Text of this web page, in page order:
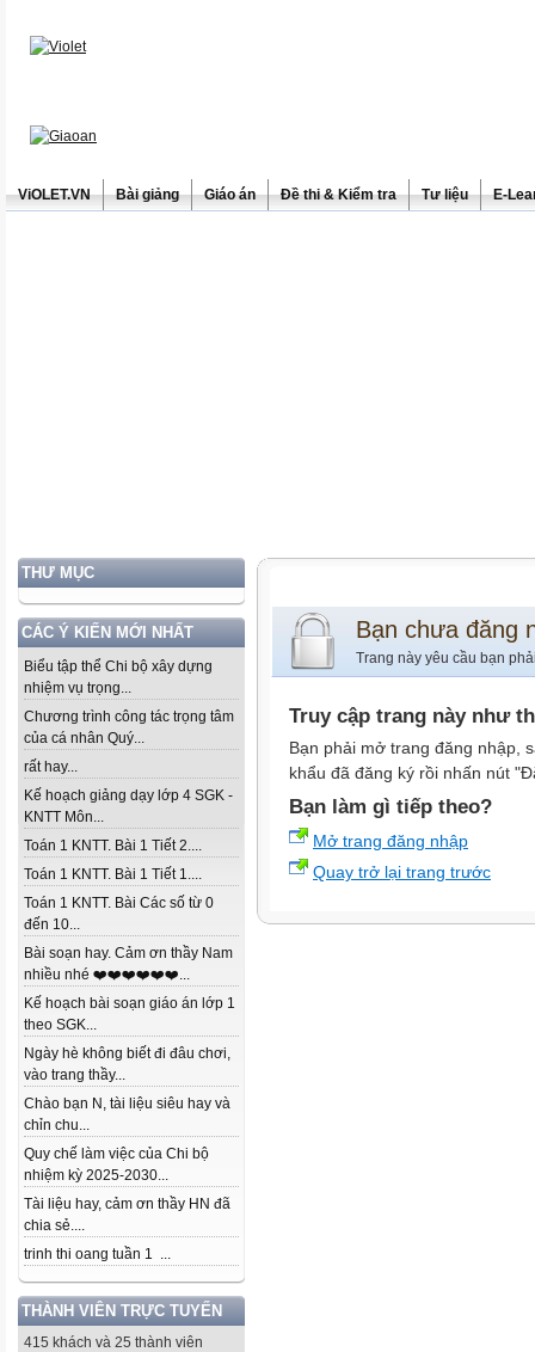
ViOLET.VN Bài giảng Giáo án Đề thi & Kiểm tra Tư liệu E-
THƯ MỤC
CÁC Ý KIẾN MỚI NHẤT
Biểu tập thể Chi bộ xây dựng
nhiệm vụ trọng...
Chương trình công tác trọng tâm
của cá nhân Quý...
rất hay...
Kế hoạch giảng dạy lớp 4 SGK -
KNTT Môn...
Toán 1 KNTT. Bài 1 Tiết 2....
Toán 1 KNTT. Bài 1 Tiết 1....
Toán 1 KNTT. Bài Các số từ 0
đến 10...
Bài soạn hay. Cảm ơn thầy Nam
nhiều nhé ❤️❤️❤️❤️❤️❤️...
Kế hoạch bài soạn giáo án lớp 1
theo SGK...
Ngày hè không biết đi đâu chơi,
vào trang thầy...
Chào bạn N, tài liệu siêu hay và
chỉn chu...
Quy chế làm việc của Chi bộ
nhiệm kỳ 2025-2030...
Tài liệu hay, cảm ơn thầy HN đã
chia sẻ....
trinh thi oang tuần 1 ...
THÀNH VIÊN TRỰC TUYẾN
415 khách và 25 thành viên
Bạn chưa đăng
Trang này yêu cầu bạn
Truy cập trang này như
Bạn phải mở trang đăng nhập,
khẩu đã đăng ký rồi nhấn nút
Bạn làm gì tiếp theo?
Mở trang đăng nhập
Quay trở lại trang trước